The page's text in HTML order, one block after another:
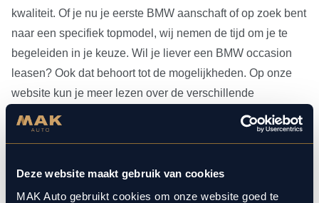
Deze website maakt gebruik van cookies
MAK Auto gebruikt cookies om onze website goed te
kwaliteit. Of je nu je eerste BMW aanschaft of op zoek bent
naar een specifiek topmodel, wij nemen de tijd om je te
begeleiden in je keuze. Wil je liever een BMW occasion
leasen? Ook dat behoort tot de mogelijkheden. Op onze
website kun je meer lezen over de verschillende
leasevormen.
Heb je je BMW occasion eenmaal gevonden, dan kun je